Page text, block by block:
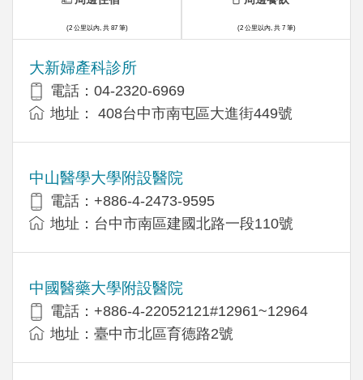
大新婦產科診所
電話：04-2320-6969
地址： 408台中市南屯區大進街449號
中山醫學大學附設醫院
電話：+886-4-2473-9595
地址：台中市南區建國北路一段110號
中國醫藥大學附設醫院
電話：+886-4-22052121#12961~12964
地址：臺中市北區育德路2號
(2 公里以內, 共 87 筆) (2 公里以內, 共 7 筆)